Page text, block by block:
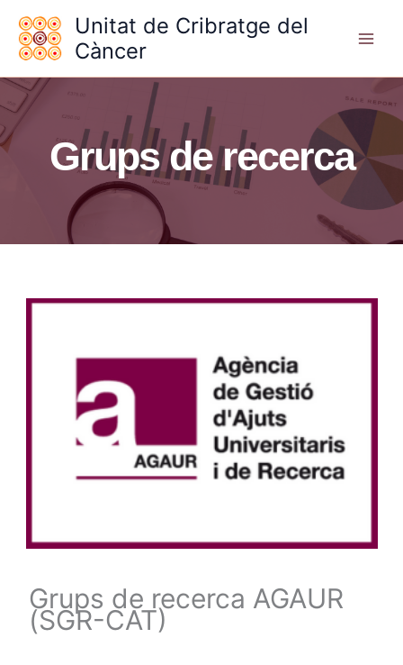
contingut
Unitat de Cribratge del
Càncer
Grups de recerca
Grups de recerca AGAUR
(SGR-CAT)